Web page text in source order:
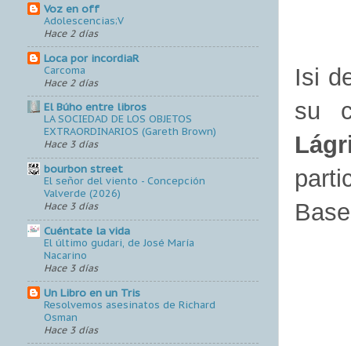
Isi
su
Voz en off
Adolescencias;V
Hace 2 días
Loca por incordiaR
Carcoma
Hace 2 días
El Búho entre libros
LA SOCIEDAD DE LOS OBJETOS
EXTRAORDINARIOS (Gareth Brown)
Hace 3 días
bourbon street
El señor del viento - Concepción
Valverde (2026)
Hace 3 días
Cuéntate la vida
El último gudari, de José María
Nacarino
Hace 3 días
Un Libro en un Tris
Resolvemos asesinatos de Richard
Osman
Hace 3 días